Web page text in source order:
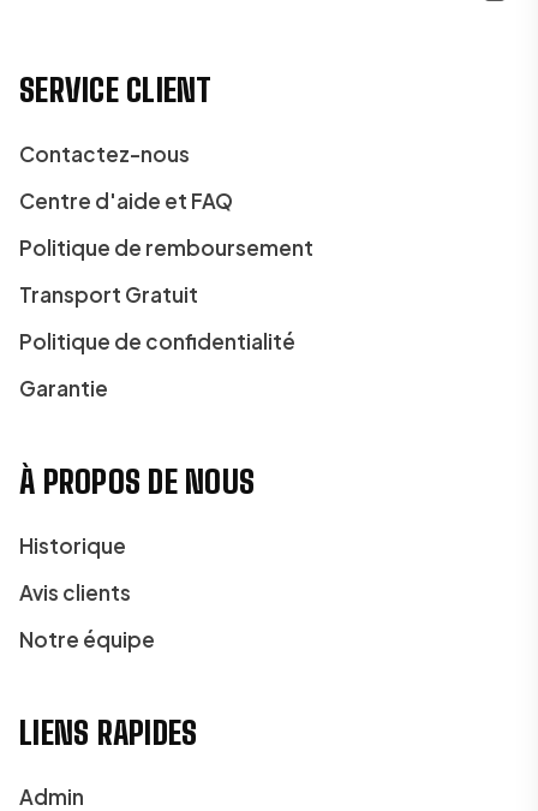
SERVICE CLIENT
Contactez-nous
Centre d'aide et FAQ
Politique de remboursement
Transport Gratuit
Politique de confidentialité
Garantie
À PROPOS DE NOUS
Historique
Avis clients
Notre équipe
LIENS RAPIDES
Admin